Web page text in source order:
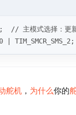
// 主模式选择：更
|
舵机 ， 为什么你的